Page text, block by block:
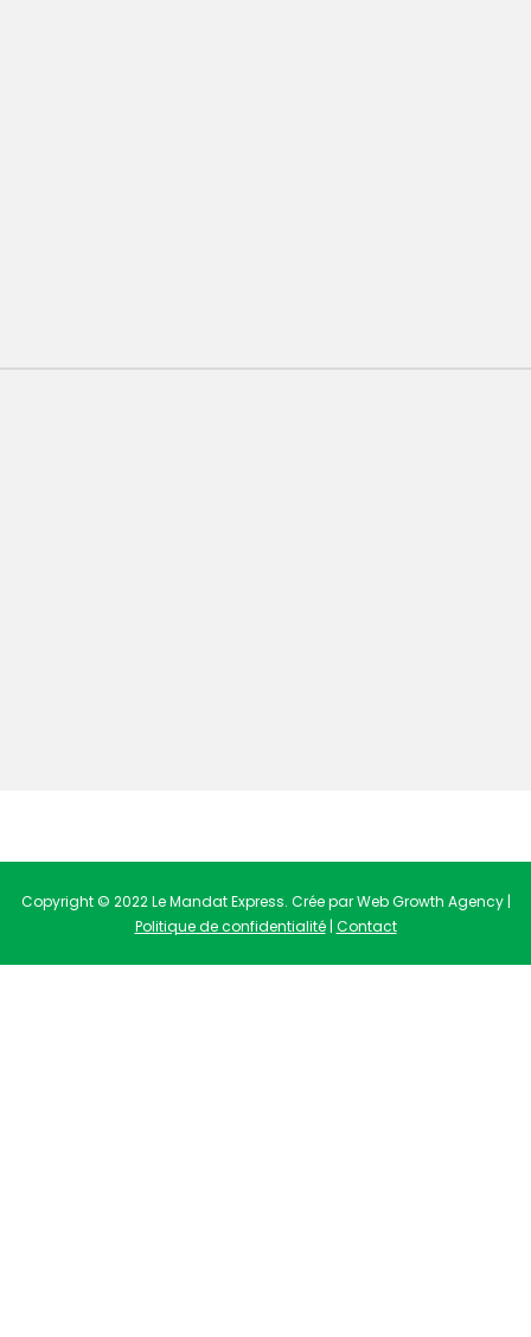
Copyright © 2022 Le Mandat Express. Crée par Web Growth Agency |
Politique de confidentialité| Contact